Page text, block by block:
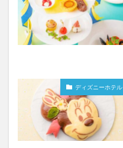
ディズニーホテル